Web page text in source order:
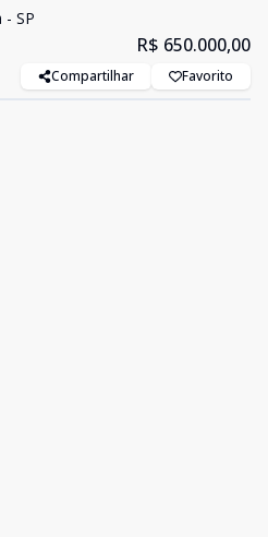
- SP
R$ 650.000,00
Compartilhar Favorito